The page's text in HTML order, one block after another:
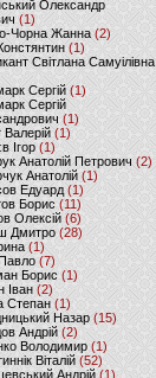
Олександр
(1)
Чорна Жанна (2)
(1)
Світлана Самуілівна
Сергій(1)
Сергій
(1)
(1)
Ігор (1)
Анатолій Петрович (2)
Анатолій (1)
Едуард (1)
Борис (11)
Олексій (6)
Дмитро (28)
(1)
(7)
Борис (1)
Іван (2)
Степан(1)
Назар(15)
Андрій (2)
Володимир (1)
Віталій (52)
Андрій (1)